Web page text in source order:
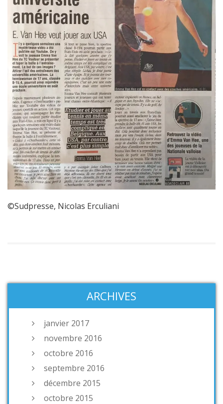
©Sudpresse, Nicolas Erculiani
ARCHIVES
janvier 2017
novembre 2016
octobre 2016
septembre 2016
décembre 2015
octobre 2015